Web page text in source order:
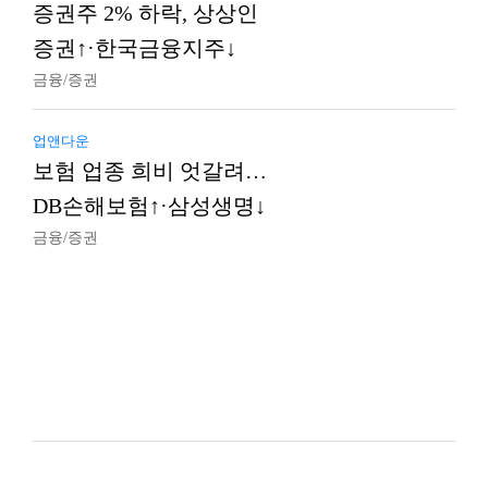
증권주 2% 하락, 상상인
증권↑·한국금융지주↓
금융/증권
업앤다운
보험 업종 희비 엇갈려…
DB손해보험↑·삼성생명↓
금융/증권